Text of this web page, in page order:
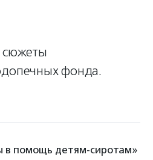
сюжеты
фонда.
в помощь детям-сиротам»